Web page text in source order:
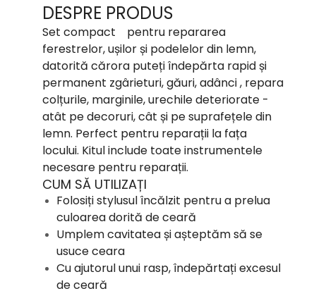
DESPRE PRODUS
Set compact
pentru repararea
ferestrelor, ușilor și podelelor din lemn,
datorită cărora puteți îndepărta rapid și
permanent zgârieturi, găuri, adânci , repara
colțurile, marginile, urechile deteriorate -
atât pe decoruri, cât și pe suprafețele din
lemn. Perfect pentru reparații la fața
locului. Kitul include toate instrumentele
necesare pentru reparații.
CUM SĂ UTILIZAȚI
Folosiți stylusul încălzit pentru a prelua
culoarea dorită de ceară
Umplem cavitatea și așteptăm să se
usuce ceara
Cu ajutorul unui rasp, îndepărtați excesul
de ceară